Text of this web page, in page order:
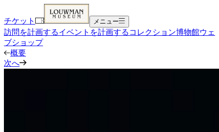
チケット メニュー
訪問を計画するイベントを計画する コレクション博物館ウェ
ブショップ
概要
次へ